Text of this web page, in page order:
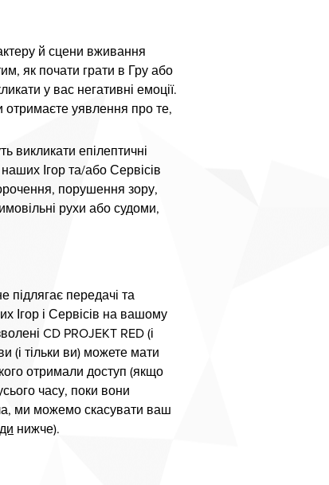
й сцени вживання
як почати грати в Гру або
у вас негативні емоції.
отримаєте уявлення про те,
викликати епілептичні
Ігор та/або Сервісів
порушення зору,
рухи або судоми,
підлягає передачі та
Ігор і Сервісів на вашому
CD PROJEKT RED (і
(і тільки ви) можете мати
отримали доступ (якщо
часу, поки вони
ми можемо скасувати ваш
нижче).